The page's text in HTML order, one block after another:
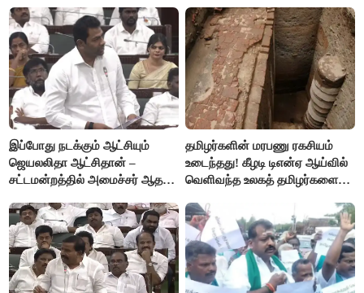
இப்போது நடக்கும் ஆட்சியும்
ஜெயலலிதா ஆட்சிதான் –
சட்டமன்றத்தில் அமைச்சர் ஆதவ்
தமிழர்களின் மரபணு ரகசியம்
உடைந்தது! கீழடி டிஎன்ஏ ஆய்வில்
வெளிவந்த உலகத் தமிழர்களை